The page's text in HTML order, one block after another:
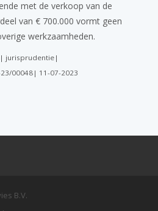
met de verkoop van de
van € 700.000 vormt geen
werkzaamheden.
jurisprudentie|
23/00048| 11-07-2023
B.V.